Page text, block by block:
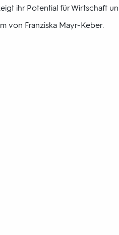
ihr Potential für Wirtschaft
von Franziska Mayr-Keber.